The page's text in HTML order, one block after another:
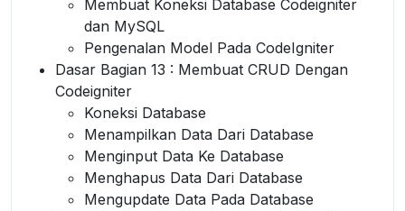
Membuat Koneksi Database Codeigniter
dan MySQL
Pengenalan Model Pada CodeIgniter
Dasar Bagian 13 : Membuat CRUD Dengan
Codeigniter
Koneksi Database
Menampilkan Data Dari Database
Menginput Data Ke Database
Menghapus Data Dari Database
Mengupdate Data Pada Database